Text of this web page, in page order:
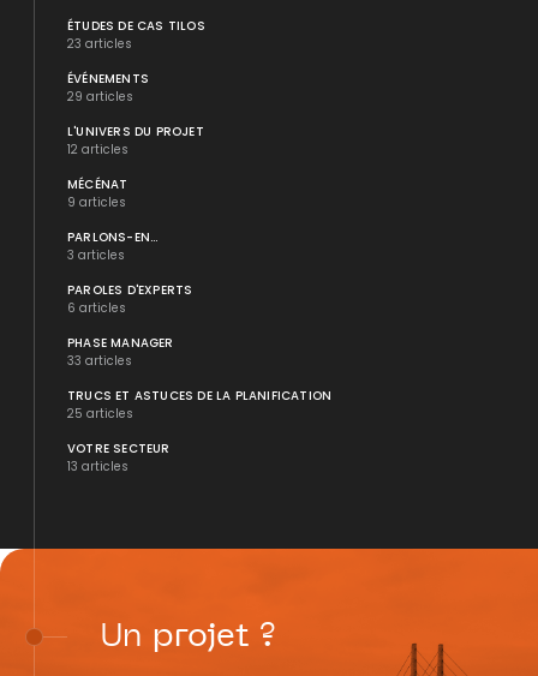
ÉTUDES DE CAS TILOS
23 articles
ÉVÉNEMENTS
29 articles
L'UNIVERS DU PROJET
12 articles
MÉCÉNAT
9 articles
PARLONS-EN...
3 articles
PAROLES D'EXPERTS
6 articles
PHASE MANAGER
33 articles
TRUCS ET ASTUCES DE LA PLANIFICATION
25 articles
VOTRE SECTEUR
13 articles
Un projet ?